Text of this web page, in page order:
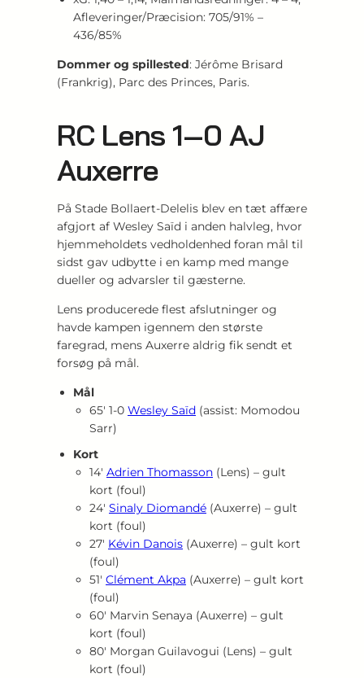
Afleveringer/Præcision: 705/91% –
436/85%
Dommer og spillested: Jérôme Brisard
(Frankrig), Parc des Princes, Paris.
RC Lens 1‑0 AJ
Auxerre
På Stade Bollaert‑Delelis blev en tæt affære
afgjort af Wesley Saïd i anden halvleg, hvor
hjemmeholdets vedholdenhed foran mål til
sidst gav udbytte i en kamp med mange
dueller og advarsler til gæsterne.
Lens producerede flest afslutninger og
havde kampen igennem den største
faregrad, mens Auxerre aldrig fik sendt et
forsøg på mål.
Mål
65′ 1‑0 Wesley Saïd (assist: Momodou
Sarr)
Kort
14′ Adrien Thomasson (Lens) – gult
kort (foul)
24′ Sinaly Diomandé (Auxerre) – gult
kort (foul)
27′ Kévin Danois (Auxerre) – gult kort
(foul)
51′ Clément Akpa (Auxerre) – gult kort
(foul)
60′ Marvin Senaya (Auxerre) – gult
kort (foul)
80′ Morgan Guilavogui (Lens) – gult
kort (foul)